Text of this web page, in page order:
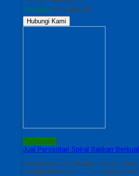
Tersedia / Prs fiber 02
Hubungi Kami
Terpopuler
Jual Perosotan Spiral Batikan
Perosotan spiral Batikan Bahan
playground taman – Untuk